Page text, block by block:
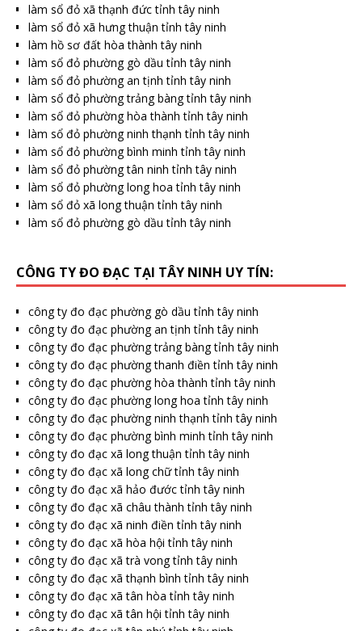
làm sổ đỏ xã thạnh đức tỉnh tây ninh
làm sổ đỏ xã hưng thuận tỉnh tây ninh
làm hồ sơ đất hòa thành tây ninh
làm sổ đỏ phường gò dầu tỉnh tây ninh
làm sổ đỏ phường an tịnh tỉnh tây ninh
làm sổ đỏ phường trảng bàng tỉnh tây ninh
làm sổ đỏ phường hòa thành tỉnh tây ninh
làm sổ đỏ phường ninh thạnh tỉnh tây ninh
làm sổ đỏ phường bình minh tỉnh tây ninh
làm sổ đỏ phường tân ninh tỉnh tây ninh
làm sổ đỏ phường long hoa tỉnh tây ninh
làm sổ đỏ xã long thuận tỉnh tây ninh
làm sổ đỏ phường gò dầu tỉnh tây ninh
CÔNG TY ĐO ĐẠC TẠI TÂY NINH UY TÍN:
công ty đo đạc phường gò dầu tỉnh tây ninh
công ty đo đạc phường an tịnh tỉnh tây ninh
công ty đo đạc phường trảng bàng tỉnh tây ninh
công ty đo đạc phường thanh điền tỉnh tây ninh
công ty đo đạc phường hòa thành tỉnh tây ninh
công ty đo đạc phường long hoa tỉnh tây ninh
công ty đo đạc phường ninh thạnh tỉnh tây ninh
công ty đo đạc phường bình minh tỉnh tây ninh
công ty đo đạc xã long thuận tỉnh tây ninh
công ty đo đạc xã long chữ tỉnh tây ninh
công ty đo đạc xã hảo đước tỉnh tây ninh
công ty đo đạc xã châu thành tỉnh tây ninh
công ty đo đạc xã ninh điền tỉnh tây ninh
công ty đo đạc xã hòa hội tỉnh tây ninh
công ty đo đạc xã trà vong tỉnh tây ninh
công ty đo đạc xã thạnh bình tỉnh tây ninh
công ty đo đạc xã tân hòa tỉnh tây ninh
công ty đo đạc xã tân hội tỉnh tây ninh